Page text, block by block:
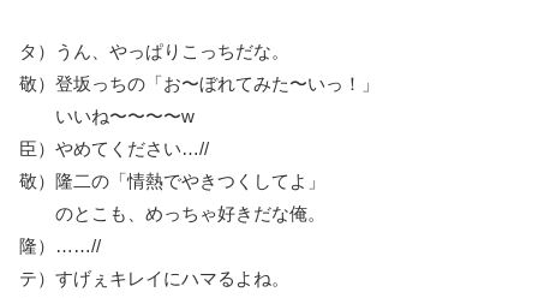
タ）うん、やっぱりこっちだな。
敬）登坂っちの「お〜ぼれてみた〜いっ！」
いいね〜〜〜〜w
臣）やめてください…//
敬）隆二の「情熱でやきつくしてよ」
のとこも、めっちゃ好きだな俺。
隆）……//
テ）すげぇキレイにハマるよね。